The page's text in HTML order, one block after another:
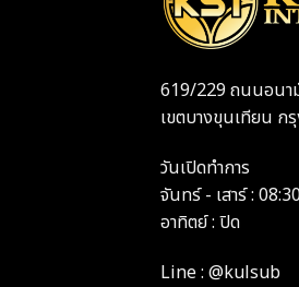
619/229 ถนนอนา
เขตบางขุนเทียน ก
วันเปิดทำการ
จันทร์ - เสาร์ :
อาทิตย์ : ปิด
Line : @kulsub